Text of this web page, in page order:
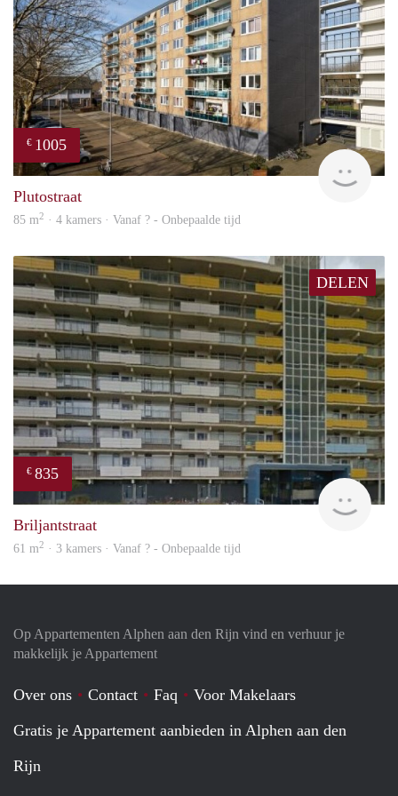
€ 1005
Plutostraat
85 m2 · 4 kamers · Vanaf ? - Onbepaalde tijd
DELEN
€ 835
rent
Briljantstraat
61 m2 · 3 kamers · Vanaf ? - Onbepaalde tijd
Op Appartementen Alphen aan den Rijn vind en verhuur je
makkelijk je Appartement
Over ons Contact Faq
Voor Makelaars
Gratis je Appartement aanbieden in Alphen aan den
Rijn